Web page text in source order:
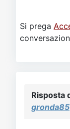
Si prega
Risposta
gronda85